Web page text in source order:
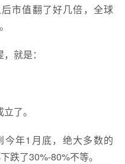
市值翻了好几倍，全球
就是：
了。
年1月底，绝大多数的
跌了30%-80%不等。